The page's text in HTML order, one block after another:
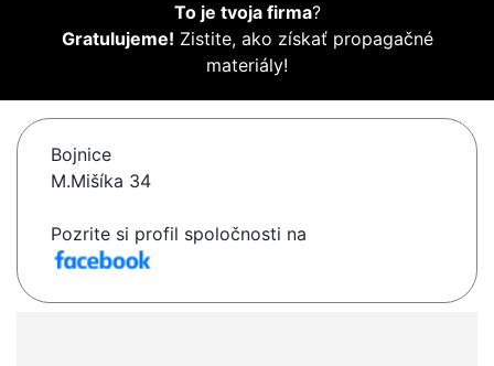
To je tvoja firma?
Gratulujeme! Zistite, ako získať propagačné
materiály!
Bojnice
M.Mišíka 34
Pozrite si profil spoločnosti na